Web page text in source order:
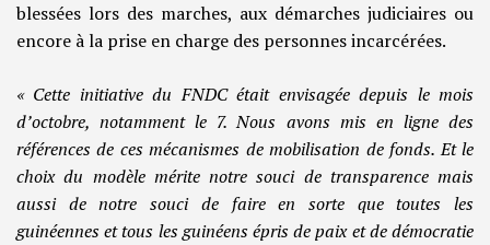
blessées lors des marches, aux démarches judiciaires ou
encore à la prise en charge des personnes incarcérées.
« Cette initiative du FNDC était envisagée depuis le mois
d’octobre, notamment le 7. Nous avons mis en ligne des
références de ces mécanismes de mobilisation de fonds. Et le
choix du modèle mérite notre souci de transparence mais
aussi de notre souci de faire en sorte que toutes les
guinéennes et tous les guinéens épris de paix et de démocratie